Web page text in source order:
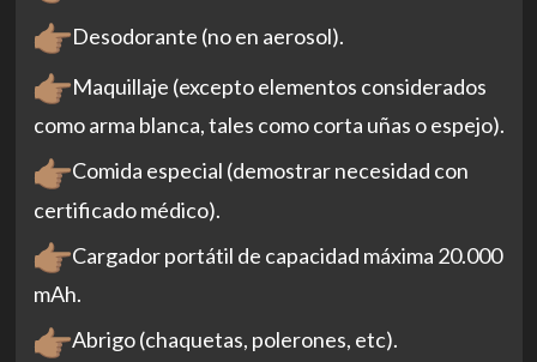
Desodorante (no en aerosol).
Maquillaje (excepto elementos considerados
como arma blanca, tales como corta uñas o espejo).
Comida especial (demostrar necesidad con
certificado médico).
Cargador portátil de capacidad máxima 20.000
mAh.
Abrigo (chaquetas, polerones, etc).